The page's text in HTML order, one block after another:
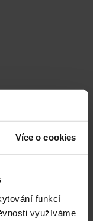
Více o cookies
funkcí
využíváme